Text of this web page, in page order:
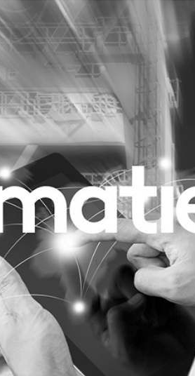
Purpose Marketing
Reputatie & crisis